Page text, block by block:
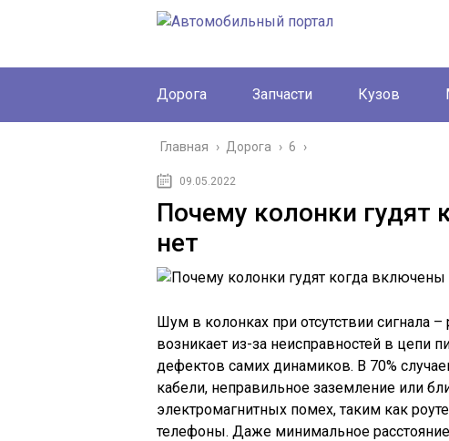
Дорога Запчасти Кузов
Главная › Дорога › 6 ›
09.05.2022
Почему колонки гудят
нет
Шум в колонках при отсутствии сигнала
возникает из-за неисправностей в цепи
дефектов самих динамиков. В 70%
кабели, неправильное заземление или
электромагнитных помех, таким как
телефоны. Даже минимальное